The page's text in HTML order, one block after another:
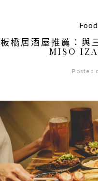
Food
板橋居酒屋推薦：與
MISO
Posted